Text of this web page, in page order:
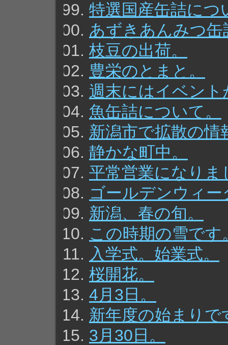
特選国産缶詰につ
あずきあんみつ
枝豆の出荷。
豊栄のとまと。
週末にはイベン
魚缶詰について。
新潟市で拡散の
静かな町中。
平常営業になりま
ゴールデンウィ
新潟、春の旬。
この時期の雪です
入学式。始業式。
桜開花。
4月3日。
新年度の始まりで
3月30日。